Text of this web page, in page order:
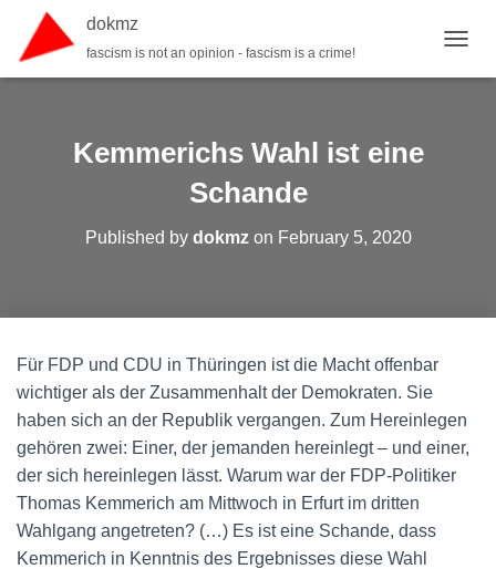
dokmz
fascism is not an opinion - fascism is a crime!
Kemmerichs Wahl ist eine
Schande
Published by dokmzon February 5, 2020
Für FDP und CDU in Thüringen ist die Macht offenbar
wichtiger als der Zusammenhalt der Demokraten. Sie
haben sich an der Republik vergangen. Zum Hereinlegen
gehören zwei: Einer, der jemanden hereinlegt – und einer,
der sich hereinlegen lässt. Warum war der FDP-Politiker
Thomas Kemmerich am Mittwoch in Erfurt im dritten
Wahlgang angetreten? (…) Es ist eine Schande, dass
Kemmerich in Kenntnis des Ergebnisses diese Wahl